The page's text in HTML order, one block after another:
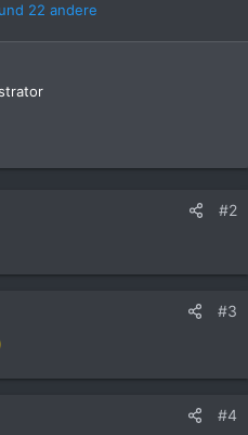
und 22 andere
#2
#3
#4